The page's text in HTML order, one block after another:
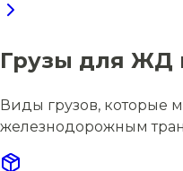
Грузы для ЖД
Виды грузов, которые
железнодорожным